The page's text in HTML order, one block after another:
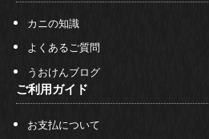
カニの知識
よくあるご質問
うおけんブログ
ご利用ガイド
お支払について